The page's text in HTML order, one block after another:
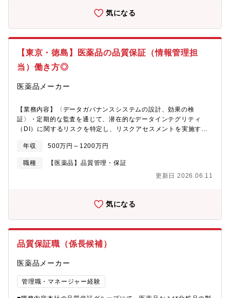
導入プロジェクトを計画し、実行する。・システム導入に伴う
するサービスや製品が契約条件を満たしているかを定期的に監査
す。・システムのテストを実施し、導入後の安定稼働を確認しま
す。・システム利用者からの問い合わせに対応し、問題解決をサ
セス権限を設定します。・グローバルなITチームとの連携を図
イムで可視化するためのダッシュボード作成を検討します。・AI
等デジタル技術を活用し、品質保証業務の効率化を検討します。
【会社概要】大塚製薬株式会社は、「Otsuka-people creating
new products for better health worldwide」を企業理念に、医療
品・飲料など）を展開する総合製薬企業です。精神・神経領域、
循環器領域などの医療用医薬品に加え、ポカリスエットやカロリ
点・生産拠点・販売拠点を有するグローバル企業として、世界各
気になる
【東京・徳島】医薬品の品質保証（情報管理担
当）働き方◎
医薬品メーカー
【業務内容】〈データガバナンスシステムの設計、効果の検
証〉・定期的な監査を通じて、潜在的なデータインテグリティ
（DI）に関するリスクを特定し、リスクアセスメントを実施す
れを実行、その効果の検証を行う。〈IT部門の品質保証〉・IT部門
の業務プロセスに関するマニュアルをの作成、改訂時の品質レビ
ューを行う。・定期的な監査を通じてマニュアルの内容が実際の
業務に適合しているかを検証する。・システムベンダーの提供す
導入プロジェクトを計画し、実行する。・システム導入に伴う
するサービスや製品が契約条件を満たしているかを定期的に監査
す。・システムのテストを実施し、導入後の安定稼働を確認しま
ポートします。・ユーザーアカウントの管理を行い、適切なアク
セス権限を設定します。・グローバルなITチームとの連携を図
り、システム運用の効率化を推進します。・標準化されたプロセ
スの品質データの収集・分析の自動化や、品質データをリアルタ
年収 500万円～1200万円
職種
【医薬品】品質管理・保証
更新日 2026.06.11
気になる
品質保証職（係長候補）
医薬品メーカー
管理職・マネージャー経験